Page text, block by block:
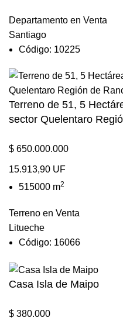
Departamento en Venta
Santiago
Código: 10225
Terreno de 51, 5
sector Quelentaro
$ 650.000.000
15.913,90 UF
515000 m2
Terreno en Venta
Litueche
Código: 16066
Casa Isla de Maipo
$ 380.000